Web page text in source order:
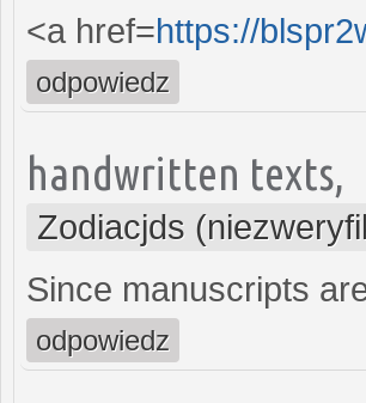
<a href=https://
odpowiedz
handwritten texts,
Zodiacjds
Since manuscripts
odpowiedz